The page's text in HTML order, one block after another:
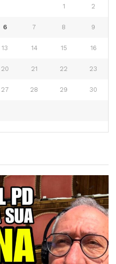
1 2
6 7 8 9
13 14 15 16
20 21 22 23
27 28 29 30